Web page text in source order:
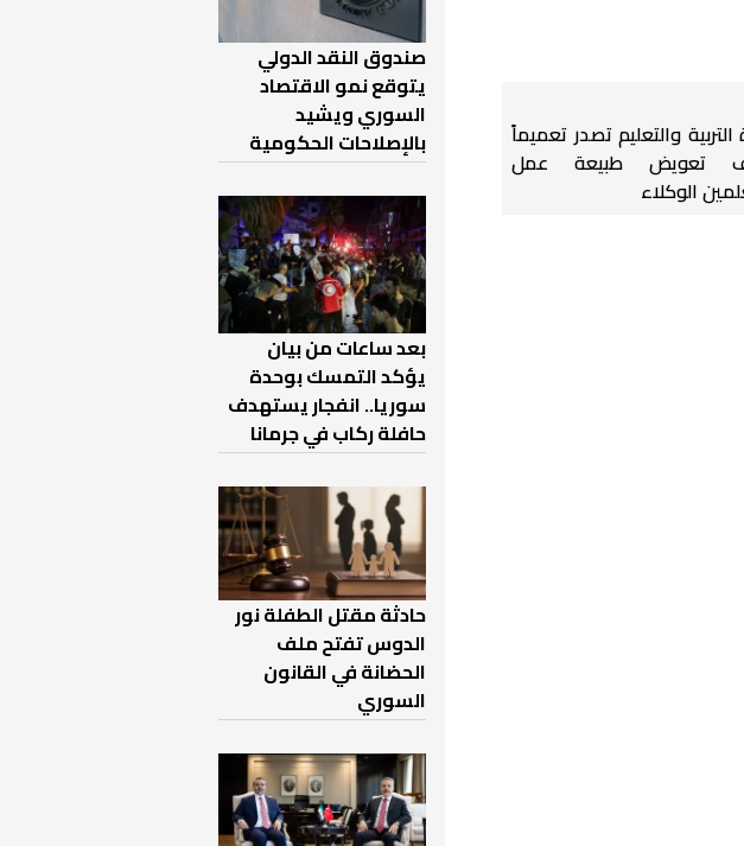
التربية والتعليم تصدر تعميماً
تعويض طبيعة عمل
الوكلاء
صندوق النقد الدولي
يتوقع نمو الاقتصاد
السوري ويشيد
بالإصلاحات الحكومية
بعد ساعات من بيان
يؤكد التمسك بوحدة
سوريا.. انفجار يستهدف
حافلة ركاب في جرمانا
حادثة مقتل الطفلة نور
الدوس تفتح ملف
الحضانة في القانون
السوري